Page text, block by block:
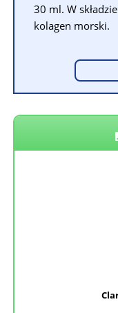
30 ml. W
kolagen morski.